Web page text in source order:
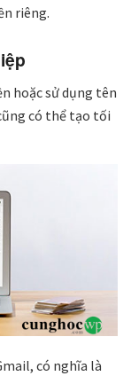
riêng.
hoặc sử dụng tên
có thể tạo tối
có nghĩa là